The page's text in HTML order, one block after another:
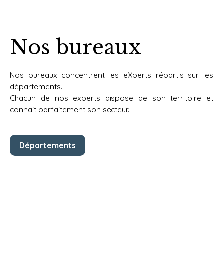
Nos bureaux
Nos bureaux concentrent les eXperts répartis sur les
départements.
Chacun de nos experts dispose de son territoire et
connait parfaitement son secteur.
Départements